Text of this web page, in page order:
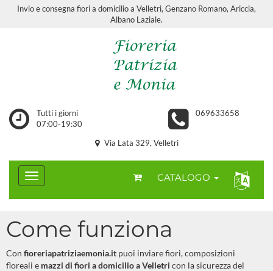
Invio e consegna fiori a domicilio a Velletri, Genzano Romano, Ariccia,
Albano Laziale.
Tutti i giorni
07:00-19:30
069633658
Via Lata 329, Velletri
CATALOGO
Come funziona
Con fioreriapatriziaemonia.it puoi inviare fiori, composizioni
floreali e mazzi di fiori a domicilio a Velletri con la sicurezza del